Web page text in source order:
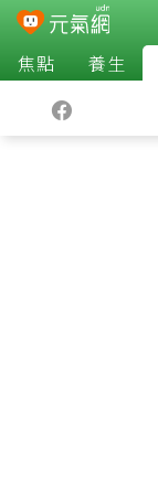
焦點 養生